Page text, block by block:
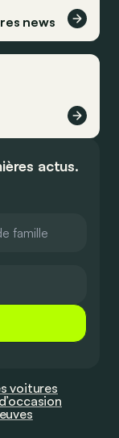
news
actus.
voitures